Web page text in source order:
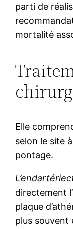
parti de
mortalité
Elle
selon le site
pontage.
directement
plaque
plus souvent